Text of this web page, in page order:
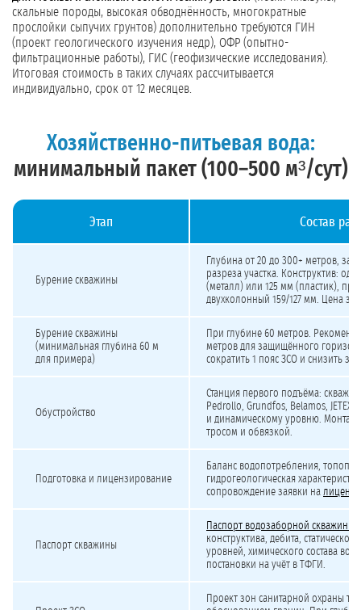
скальные породы, высокая обводнённость, многократные
прослойки сыпучих грунтов) дополнительно требуются ГИН
(проект геологического изучения недр), ОФР (опытно-
фильтрационные работы), ГИС (геофизические исследования).
Итоговая стоимость в таких случаях рассчитывается
индивидуально, срок от 12 месяцев.
Хозяйственно-питьевая вода:
минимальный пакет (100–500 м³/сут)
Этап Состав
Бурение скважины
Глубина от 20 до 300+ метров,
разреза участка. Конструктив:
(металл) или 125 мм (пластик), при
двухколонный 159/127 мм. Цена за
Бурение скважины
(минимальная глубина 60 м
для примера)
При глубине 60 метров.
метров для защищённого
сократить 1 пояс ЗСО и снизить
Обустройство
Станция первого подъёма:
Pedrollo, Grundfos, Belamos,
и динамическому уровню. Монтаж
тросом и обвязкой.
Подготовка и лицензирование
Баланс водопотребления,
гидрогеологическая
сопровождение заявки на
Паспорт скважины
Паспорт водозаборной скважины
конструктива, дебита,
уровней, химического состава
постановки на учёт в ТФГИ.
Проект зон санитарной охраны